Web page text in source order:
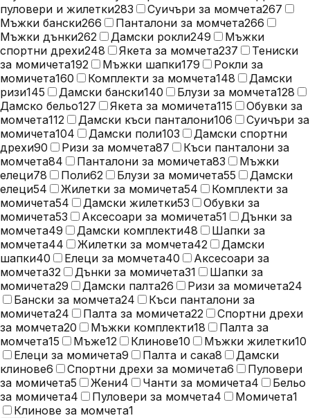
пуловери и жилетки283 Суичъри за момчета267
Мъжки бански266 Панталони за момчета266
Мъжки дънки262 Дамски рокли249
Мъжки
спортни дрехи248 Якета за момчета237
Тениски
за момичета192 Мъжки шапки179
Рокли за
момичета160 Комплекти за момчета148
Дамски
ризи145 Дамски бански140 Блузи за момчета128
Дамско бельо127 Якета за момичета115
Обувки за
момчета112 Дамски къси панталони106
Суичъри за
момичета104 Дамски поли103
Дамски спортни
дрехи90 Ризи за момчета87
Къси панталони за
момчета84 Панталони за момичета83
Мъжки
елеци78 Поли62 Блузи за момичета55
Дамски
елеци54 Жилетки за момичета54
Комплекти за
момичета54 Дамски жилетки53
Обувки за
момичета53 Аксесоари за момичета51
Дънки за
момчета49 Дамски комплекти48
Шапки за
момчета44 Жилетки за момчета42
Дамски
шапки40 Елеци за момчета40
Аксесоари за
момчета32 Дънки за момичета31
Шапки за
момичета29 Дамски палта26 Ризи за момичета24
Бански за момчета24
Къси панталони за
момичета24 Палта за момичета22
Спортни дрехи
за момчета20 Мъжки комплекти18
Палта за
момчета15 Мъже12 Клинове10 Мъжки жилетки10
Елеци за момичета9 Палта и сака8
Дамски
клинове6 Спортни дрехи за момичета6
Пуловери
за момичета5 Жени4 Чанти за момичета4
Бельо
за момичета4 Пуловери за момчета4 Момичета1
Клинове за момчета1